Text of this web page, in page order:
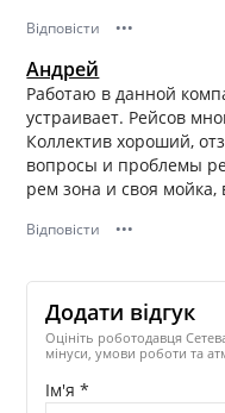
Відповісти •••
Андрей
Работаю в данной
устраивает. Рейсов
Коллектив хороший,
вопросы и проблемы
рем зона и своя
Відповісти •••
Додати відгук
Оцініть роботодавця
мінуси, умови роботи та
Ім'я *